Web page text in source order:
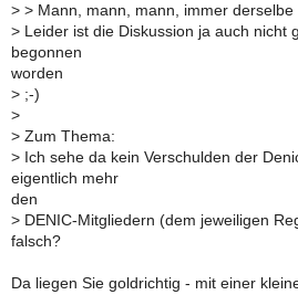
> > Mann, mann, mann, immer derselbe
> Leider ist die Diskussion ja auch nicht
begonnen
worden
> ;-)
>
> Zum Thema:
> Ich sehe da kein Verschulden der
eigentlich mehr
den
> DENIC-Mitgliedern (dem jeweiligen
falsch?
Da liegen Sie goldrichtig - mit einer